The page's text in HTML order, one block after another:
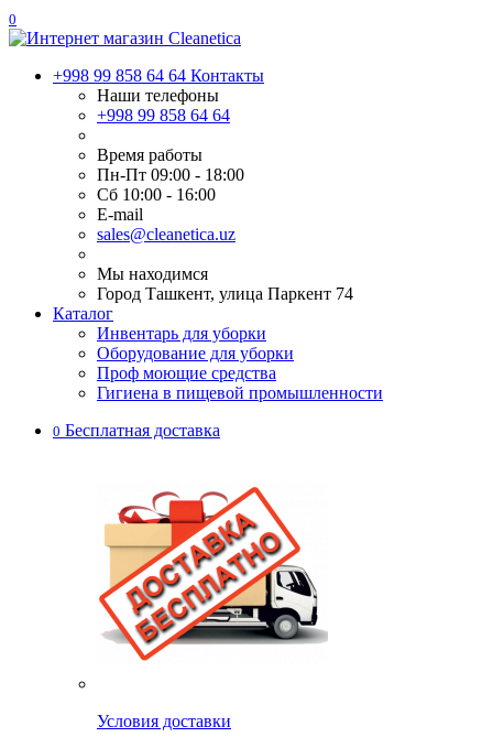
0
+998 99 858 64 64 Контакты
Наши телефоны
+998 99 858 64 64
Время работы
Пн-Пт 09:00 - 18:00
Сб 10:00 - 16:00
E-mail
sales@cleanetica.uz
Мы находимся
Город Ташкент, улица Паркент 74
Каталог
Инвентарь для уборки
Оборудование для уборки
Проф моющие средства
Гигиена в пищевой промышленности
0 Бесплатная доставка
Условия доставки